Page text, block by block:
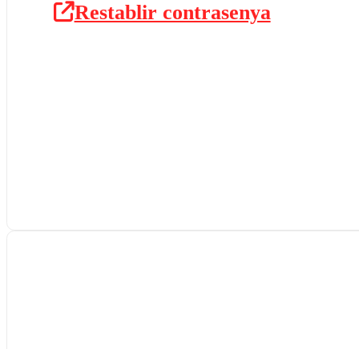
Restablir contrasenya